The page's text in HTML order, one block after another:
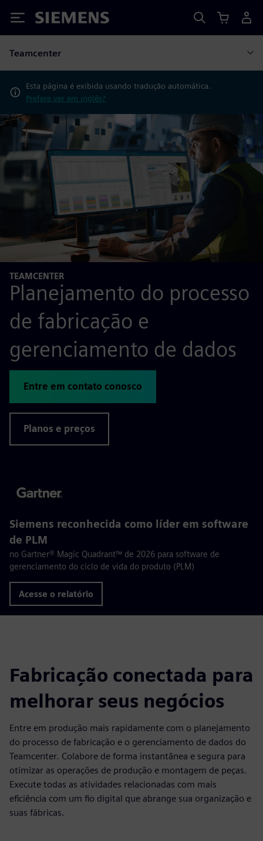
Siemens
Teamcenter
Esta página é exibida usando tradução automática.
Prefere ver em inglês?
TEAMCENTER
Planejamento do processo
de fabricação e
gerenciamento de dados
Entre em contato conosco
Planos e preços
Siemens reconhecida como líder em software
de PLM
no Gartner® Magic Quadrant™ de 2026 para software de
gerenciamento do ciclo de vida do produto (PLM)
Acesse o relatório
Fabricação conectada para
melhorar seus negócios
Entre em produção mais rapidamente com o planejamento
do processo de fabricação e o gerenciamento de dados do
Teamcenter. Colabore de forma instantânea e segura para
otimizar as operações de produção e montagem de peças.
Execute todas as atividades relacionadas com mais
eficiência com um fio digital que abrange sua organização e
suas fábricas.